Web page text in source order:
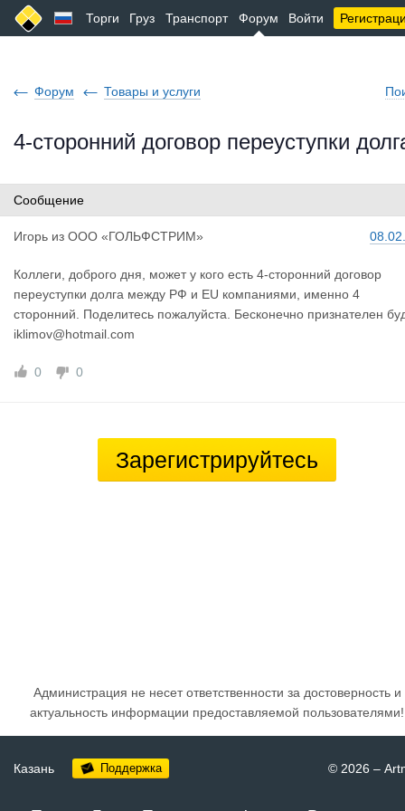
Торги Груз Транспорт Форум Войти
Форум Товары и услуги
4-сторонний договор переуступки
Сообщение
Игорь из ООО «ГОЛЬФСТРИМ»
Коллеги, доброго дня, может у кого есть 4-сторонний договор
переуступки долга между РФ и EU компаниями, именно 4
сторонний. Поделитесь пожалуйста. Бесконечно признателен
iklimov@hotmail.com
0 0
Зарегистрируйтесь
Администрация не несет ответственности за достоверность и
актуальность информации предоставляемой пользователями!
Казань Поддержка © 2026 –